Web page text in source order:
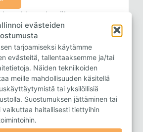
evästeiden
tarjoamiseksi käytämme
evästeitä, tallentaaksemme ja/tai
Näiden tekniikoiden
meille mahdollisuuden käsitellä
tai yksilöllisiä
Suostumuksen jättäminen tai
vaikuttaa haitallisesti tiettyihin
hyväksyn
rekisteriselosteen
Isompi kartta